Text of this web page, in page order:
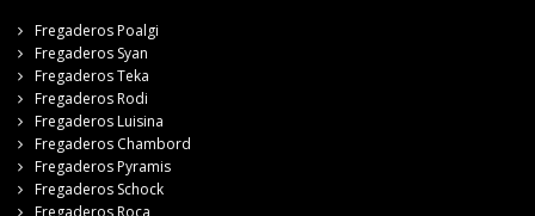
Fregaderos Poalgi
Fregaderos Syan
Fregaderos Teka
Fregaderos Rodi
Fregaderos Luisina
Fregaderos Chambord
Fregaderos Pyramis
Fregaderos Schock
Fregaderos Roca